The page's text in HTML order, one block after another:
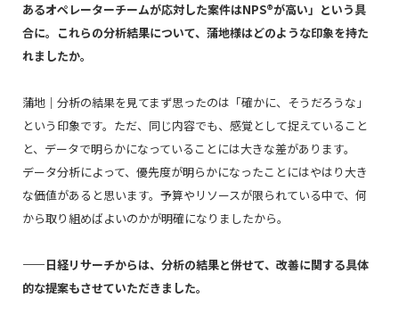
あるオペレーターチームが応対した案件はNPS®が高い」という具
合に。これらの分析結果について、蒲地様はどのような印象を持た
れましたか。
蒲地｜分析の結果を見てまず思ったのは「確かに、そうだろうな」
という印象です。ただ、同じ内容でも、感覚として捉えていること
と、データで明らかになっていることには大きな差があります。
データ分析によって、優先度が明らかになったことにはやはり大き
な価値があると思います。予算やリソースが限られている中で、何
から取り組めばよいのかが明確になりましたから。
――日経リサーチからは、分析の結果と併せて、改善に関する具体
的な提案もさせていただきました。